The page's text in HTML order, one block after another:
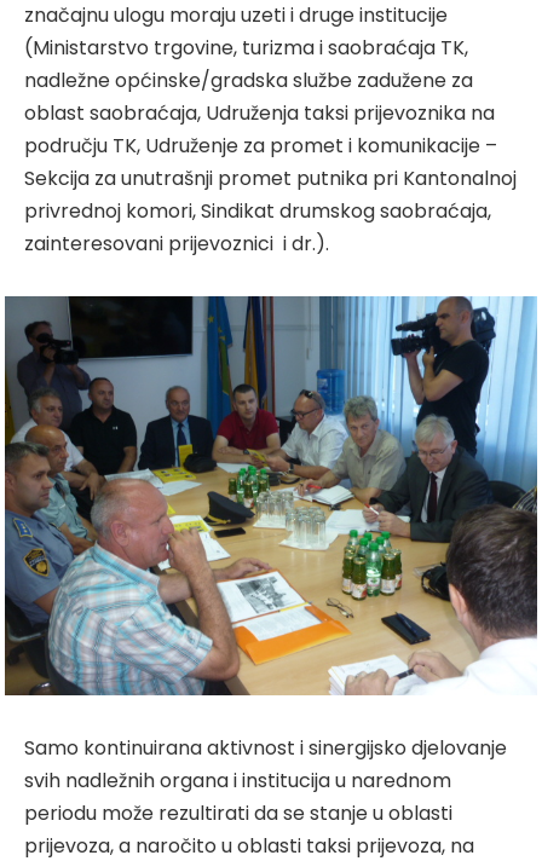
značajnu ulogu moraju uzeti i druge institucije
(Ministarstvo trgovine, turizma i saobraćaja TK,
nadležne općinske/gradska službe zadužene za
oblast saobraćaja, Udruženja taksi prijevoznika na
području TK, Udruženje za promet i komunikacije –
Sekcija za unutrašnji promet putnika pri Kantonalnoj
privrednoj komori, Sindikat drumskog saobraćaja,
zainteresovani prijevoznici i dr.).
Samo kontinuirana aktivnost i sinergijsko djelovanje
svih nadležnih organa i institucija u narednom
periodu može rezultirati da se stanje u oblasti
prijevoza, a naročito u oblasti taksi prijevoza, na